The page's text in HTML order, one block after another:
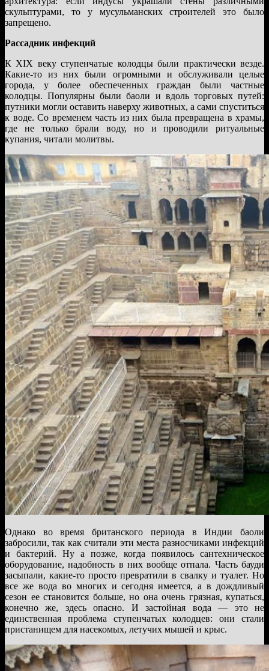
скульптурами, то у мусульманских строителей это было
запрещено.
Рассадник инфекций
К XIX веку ступенчатые колодцы были практически везде.
Какие-то из них были огромными и обслуживали целые
города, у более обеспеченных граждан были частные
колодцы. Популярны были баоли и вдоль торговых путей:
путники могли оставить наверху животных, а сами спуститься
к воде. Со временем часть из них была превращена в храмы,
где не только брали воду, но и проводили ритуальные
купания, читали молитвы.
Однако во время британского периода в Индии баоли
забросили, так как считали эти места разносчиками инфекций
и бактерий. Ну а позже, когда появилось сантехническое
оборудование, надобность в них вообще отпала. Часть бауди
засыпали, какие-то просто превратили в свалку и туалет. Но
все же вода во многих и сегодня имеется, а в дождливый
сезон ее становится больше, но она очень грязная, купаться,
конечно же, здесь опасно. И застойная вода — это не
единственная проблема ступенчатых колодцев: они стали
пристанищем для насекомых, летучих мышей и крыс.